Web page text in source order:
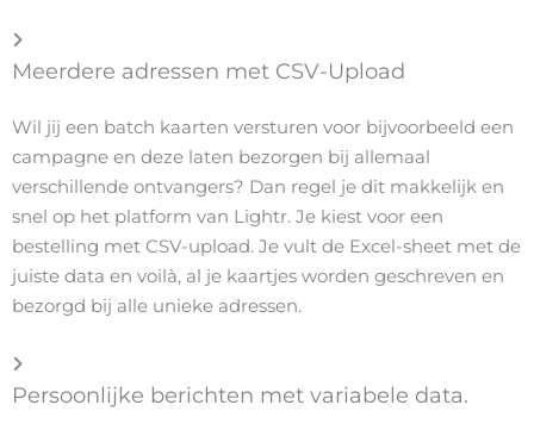
Meerdere adressen met CSV-Upload
Wil jij een batch kaarten versturen voor bijvoorbeeld een
campagne en deze laten bezorgen bij allemaal
verschillende ontvangers? Dan regel je dit makkelijk en
snel op het platform van Lightr. Je kiest voor een
bestelling met CSV-upload. Je vult de Excel-sheet met de
juiste data en voilà, al je kaartjes worden geschreven en
bezorgd bij alle unieke adressen.
Persoonlijke berichten met variabele data.